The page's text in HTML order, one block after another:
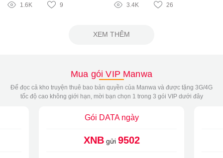
1.6K 9 3.4K 26
XEM THÊM
Mua gói VIP Manwa
Để đọc cả kho truyện thuê bao bản quyền của Manwa và được tặng 3G/4G
tốc độ cao không giới hạn, mời bạn chọn 1 trong 3 gói VIP dưới đây
Gói DATA ngày
XNBgửi 9502